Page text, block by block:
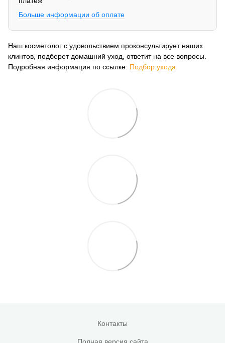
Больше информации об оплате
Наш косметолог с удовольствием проконсультирует наших
клинтов, подберет домашний уход, ответит на все вопросы.
Подробная информация по ссылке: Подбор ухода
Контакты
Полная версия сайта